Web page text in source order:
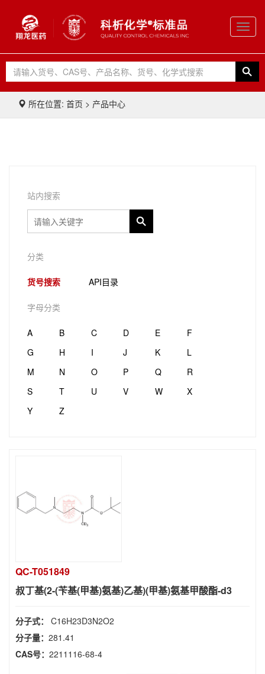
所在位置: 首页 > 产品中心
站内搜索
分类
货号搜索 API目录
字母分类
A B C D E
F
G
H I J K
L
M
N O P Q
R
S
T U V W
X
Y
Z
QC-T051849
叔丁基(2-(苄基(甲基)氨基)乙基)(甲基)氨基甲酸酯-d3
分子式： C16H23D3N2O2
分子量： 281.41
CAS号： 2211116-68-4